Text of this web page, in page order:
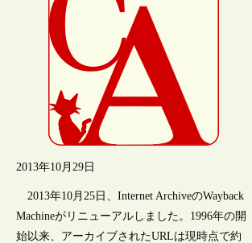
2013年10月29日
2013年10月25日、Internet ArchiveのWayback
Machineがリニューアルしました。1996年の開
始以来、アーカイブされたURLは現時点で約